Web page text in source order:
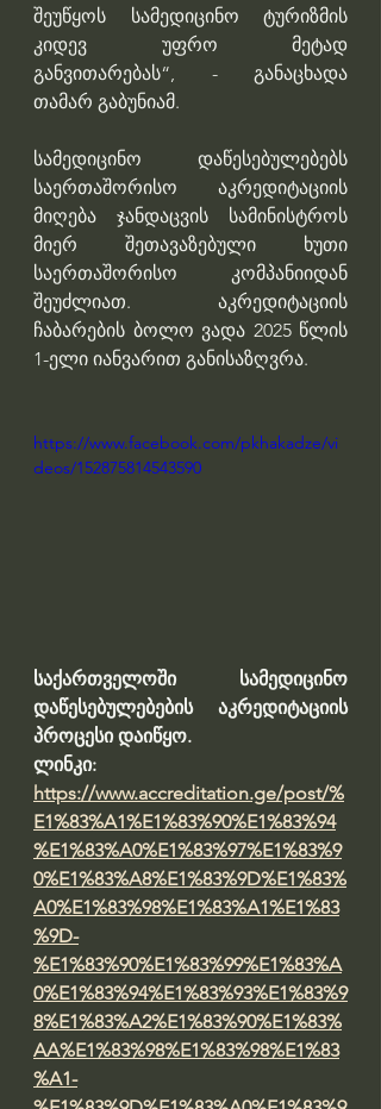
შეუწყოს სამედიცინო ტურიზმის
კიდევ უფრო მეტად
განვითარებას“, - განაცხადა
თამარ გაბუნიამ.
სამედიცინო დაწესებულებებს
საერთაშორისო აკრედიტაციის
მიღება ჯანდაცვის სამინისტროს
მიერ შეთავაზებული ხუთი
საერთაშორისო კომპანიიდან
შეუძლიათ. აკრედიტაციის
ჩაბარების ბოლო ვადა 2025 წლის
1-ელი იანვარით განისაზღვრა.
https://www.facebook.com/pkhakadze/vi
deos/152875814543590
საქართველოში სამედიცინო
დაწესებულებების აკრედიტაციის
პროცესი დაიწყო.
ლინკი:
https://www.accreditation.ge/post/%
E1%83%A1%E1%83%90%E1%83%94
%E1%83%A0%E1%83%97%E1%83%9
0%E1%83%A8%E1%83%9D%E1%83%
A0%E1%83%98%E1%83%A1%E1%83
%9D-
%E1%83%90%E1%83%99%E1%83%A
0%E1%83%94%E1%83%93%E1%83%9
8%E1%83%A2%E1%83%90%E1%83%
AA%E1%83%98%E1%83%98%E1%83
%A1-